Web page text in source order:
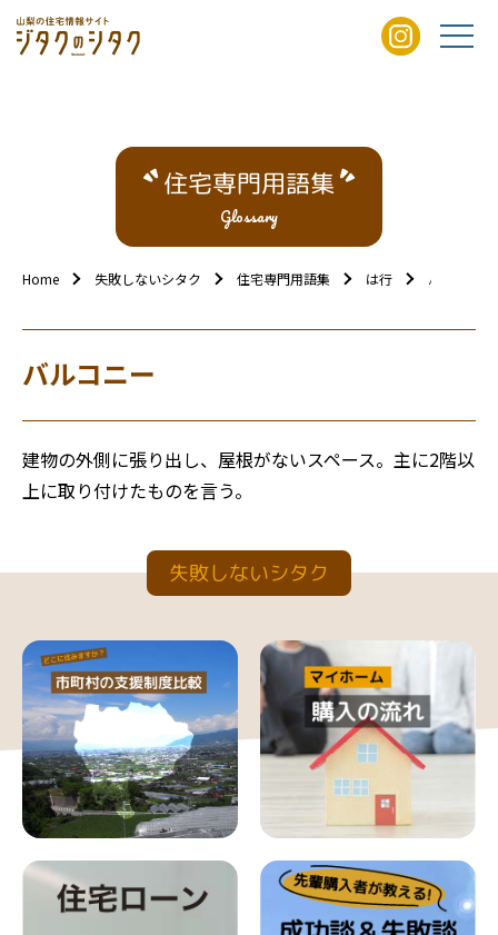
住宅専門用語集
Glossary
Home 失敗しないシタク 住宅専門用語集 は行 バルコニー
バルコニー
建物の外側に張り出し、屋根がないスペース。主に2階以
上に取り付けたものを言う。
失敗しないシタク